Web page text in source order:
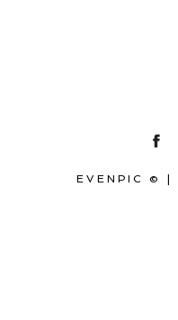
EVENPIC ©